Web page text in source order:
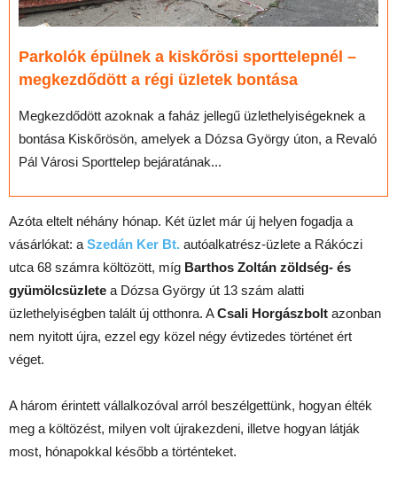
Parkolók épülnek a kiskőrösi sporttelepnél –
megkezdődött a régi üzletek bontása
Megkezdődött azoknak a faház jellegű üzlethelyiségeknek a
bontása Kiskőrösön, amelyek a Dózsa György úton, a Revaló
Pál Városi Sporttelep bejáratának...
Azóta eltelt néhány hónap. Két üzlet már új helyen fogadja a
vásárlókat: a Szedán Ker Bt. autóalkatrész-üzlete a Rákóczi
utca 68 számra költözött, míg Barthos Zoltán zöldség- és
gyümölcsüzlete a Dózsa György út 13 szám alatti
üzlethelyiségben talált új otthonra. ACsali Horgászbolt azonban
nem nyitott újra, ezzel egy közel négy évtizedes történet ért
véget.
A három érintett vállalkozóval arról beszélgettünk, hogyan élték
meg a költözést, milyen volt újrakezdeni, illetve hogyan látják
most, hónapokkal később a történteket.